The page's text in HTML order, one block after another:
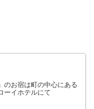
のお宿は町の中心にある
ーイホテルにて